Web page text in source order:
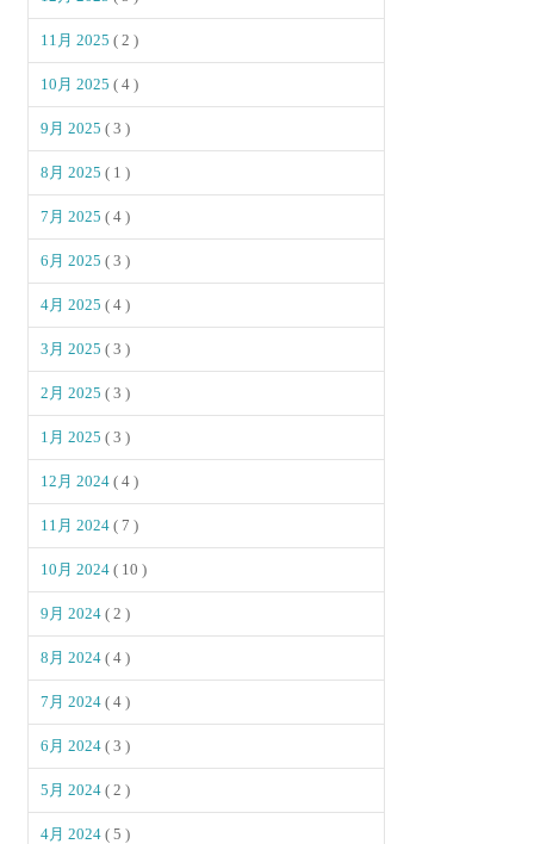
11月 2025( 2 )
10月 2025( 4 )
9月 2025( 3 )
8月 2025( 1 )
7月 2025( 4 )
6月 2025( 3 )
4月 2025( 4 )
3月 2025( 3 )
2月 2025( 3 )
1月 2025( 3 )
12月 2024( 4 )
11月 2024( 7 )
10月 2024( 10 )
9月 2024( 2 )
8月 2024( 4 )
7月 2024( 4 )
6月 2024( 3 )
5月 2024( 2 )
4月 2024( 5 )